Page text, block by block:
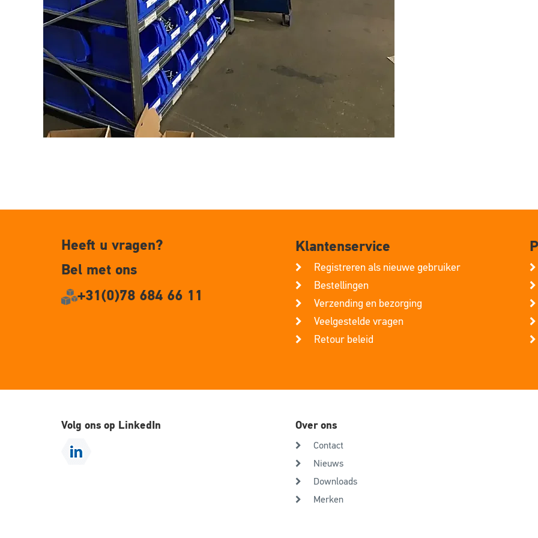
Heeft u vragen?
Bel met ons
+31(0)78 684 66 11
Klantenservice
Registreren als nieuwe gebruiker
Bestellingen
Verzending en bezorging
Veelgestelde vragen
Retour beleid
Volg ons op LinkedIn Over ons
Contact
Nieuws
Downloads
Merken